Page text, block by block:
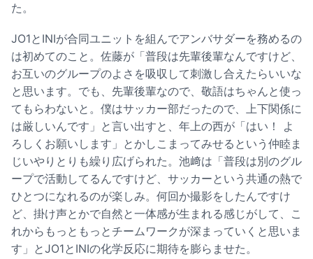
た。
JO1とINIが合同ユニットを組んでアンバサダーを務めるの
は初めてのこと。佐藤が「普段は先輩後輩なんですけど、
お互いのグループのよさを吸収して刺激し合えたらいいな
と思います。でも、先輩後輩なので、敬語はちゃんと使っ
てもらわないと。僕はサッカー部だったので、上下関係に
は厳しいんです」と言い出すと、年上の西が「はい！ よ
ろしくお願いします」とかしこまってみせるという仲睦ま
じいやりとりも繰り広げられた。池﨑は「普段は別のグル
ープで活動してるんですけど、サッカーという共通の熱で
ひとつになれるのが楽しみ。何回か撮影をしたんですけ
ど、掛け声とかで自然と一体感が生まれる感じがして、こ
れからもっともっとチームワークが深まっていくと思いま
す」とJO1とINIの化学反応に期待を膨らませた。